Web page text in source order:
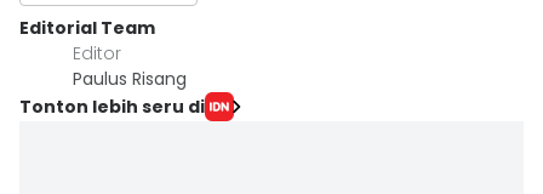
Editorial Team
Editor
Paulus Risang
Tonton lebih seru di